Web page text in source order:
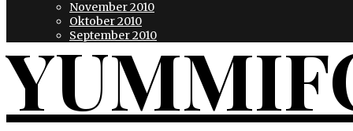
November 2010
Oktober 2010
September 2010